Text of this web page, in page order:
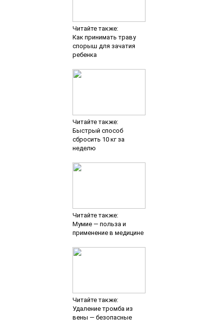
Читайте также:
Как принимать траву
спорыш для зачатия
ребенка
Читайте также:
Быстрый способ
сбросить 10 кг за
неделю
Читайте также:
Мумие — польза и
применение в медицине
Читайте также:
Удаление тромба из
вены — безопасные